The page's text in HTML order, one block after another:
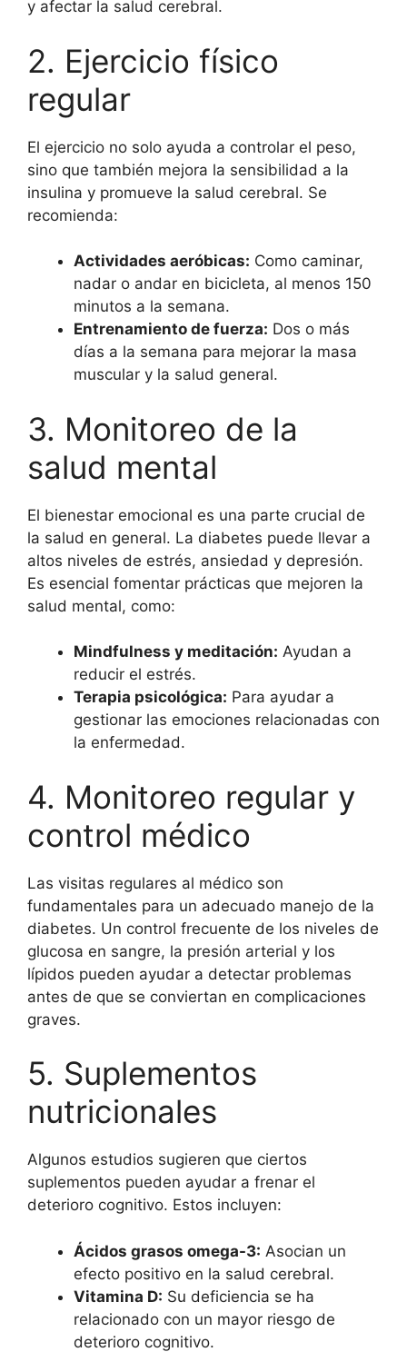
y afectar la salud cerebral.
2. Ejercicio físico
regular
El ejercicio no solo ayuda a controlar el peso,
sino que también mejora la sensibilidad a la
insulina y promueve la salud cerebral. Se
recomienda:
Actividades aeróbicas: Como caminar,
nadar o andar en bicicleta, al menos 150
minutos a la semana.
Entrenamiento de fuerza: Dos o más
días a la semana para mejorar la masa
muscular y la salud general.
3. Monitoreo de la
salud mental
El bienestar emocional es una parte crucial de
la salud en general. La diabetes puede llevar a
altos niveles de estrés, ansiedad y depresión.
Es esencial fomentar prácticas que mejoren la
salud mental, como:
Mindfulness y meditación: Ayudan a
reducir el estrés.
Terapia psicológica: Para ayudar a
gestionar las emociones relacionadas con
la enfermedad.
4. Monitoreo regular y
control médico
Las visitas regulares al médico son
fundamentales para un adecuado manejo de la
diabetes. Un control frecuente de los niveles de
glucosa en sangre, la presión arterial y los
lípidos pueden ayudar a detectar problemas
antes de que se conviertan en complicaciones
graves.
5. Suplementos
nutricionales
Algunos estudios sugieren que ciertos
suplementos pueden ayudar a frenar el
deterioro cognitivo. Estos incluyen:
Ácidos grasos omega-3: Asocian un
efecto positivo en la salud cerebral.
Vitamina D: Su deficiencia se ha
relacionado con un mayor riesgo de
deterioro cognitivo.